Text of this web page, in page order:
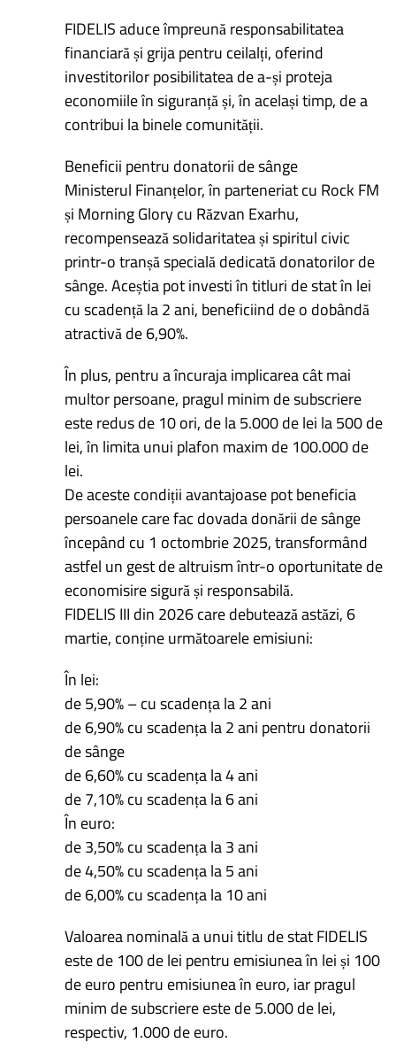
FIDELIS aduce împreună responsabilitatea
financiară și grija pentru ceilalți, oferind
investitorilor posibilitatea de a-și proteja
economiile în siguranță și, în același timp, de a
contribui la binele comunității.
Beneficii pentru donatorii de sânge
Ministerul Finanțelor, în parteneriat cu Rock FM
și Morning Glory cu Răzvan Exarhu,
recompensează solidaritatea și spiritul civic
printr-o tranșă specială dedicată donatorilor de
sânge. Aceștia pot investi în titluri de stat în lei
cu scadență la 2 ani, beneficiind de o dobândă
atractivă de 6,90%.
În plus, pentru a încuraja implicarea cât mai
multor persoane, pragul minim de subscriere
este redus de 10 ori, de la 5.000 de lei la 500 de
lei, în limita unui plafon maxim de 100.000 de
lei.
De aceste condiții avantajoase pot beneficia
persoanele care fac dovada donării de sânge
începând cu 1 octombrie 2025, transformând
astfel un gest de altruism într-o oportunitate de
economisire sigură și responsabilă.
FIDELIS III din 2026 care debutează astăzi, 6
martie, conține următoarele emisiuni:
În lei:
de 5,90% – cu scadența la 2 ani
de 6,90% cu scadența la 2 ani pentru donatorii
de sânge
de 6,60% cu scadența la 4 ani
de 7,10% cu scadența la 6 ani
În euro:
de 3,50% cu scadența la 3 ani
de 4,50% cu scadența la 5 ani
de 6,00% cu scadența la 10 ani
Valoarea nominală a unui titlu de stat FIDELIS
este de 100 de lei pentru emisiunea în lei și 100
de euro pentru emisiunea în euro, iar pragul
minim de subscriere este de 5.000 de lei,
respectiv, 1.000 de euro.